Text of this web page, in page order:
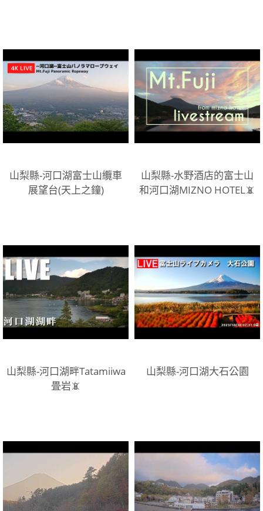
山梨縣-河口湖富士山纜車
展望台(天上之鐘)
山梨縣-水野酒店的富士山
和河口湖MIZNO HOTEL📵
山梨縣-河口湖畔Tatamiiwa
畳岩📵
山梨縣-河口湖大石公園